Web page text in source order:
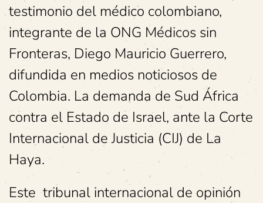
testimonio del médico colombiano,
integrante de la ONG Médicos sin
Fronteras, Diego Mauricio Guerrero,
difundida en medios noticiosos de
Colombia. La demanda de Sud África
contra el Estado de Israel, ante la Corte
Internacional de Justicia (CIJ) de La
Haya.
Este tribunal internacional de opinión